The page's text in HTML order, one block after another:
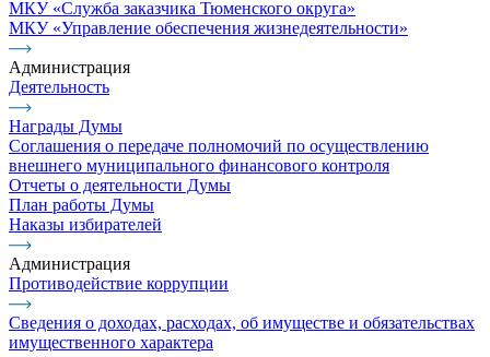
МКУ «Служба заказчика Тюменского округа»
МКУ «Управление обеспечения жизнедеятельности»
Администрация
Деятельность
Награды Думы
Соглашения о передаче полномочий по осуществлению
внешнего муниципального финансового контроля
Отчеты о деятельности Думы
План работы Думы
Наказы избирателей
Администрация
Противодействие коррупции
Сведения о доходах, расходах, об имуществе и обязательствах
имущественного характера